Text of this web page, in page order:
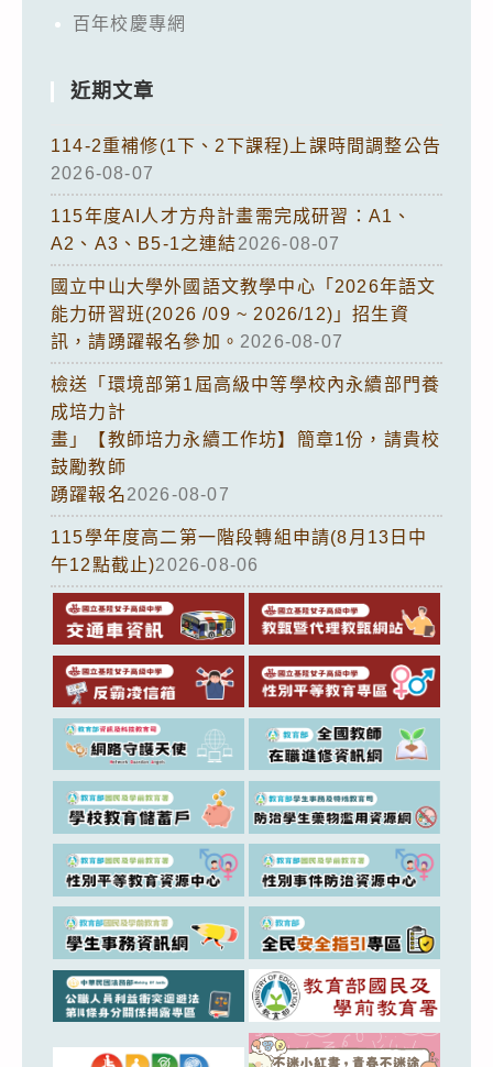
百年校慶專網
近期文章
114-2重補修(1下、2下課程)上課時間調整公告
2026-08-07
115年度AI人才方舟計畫需完成研習：A1、
A2、A3、B5-1之連結2026-08-07
國立中山大學外國語文教學中心「2026年語文
能力研習班(2026 /09 ~ 2026/12)」招生資
訊，請踴躍報名參加。 2026-08-07
檢送「環境部第1屆高級中等學校內永續部門養
成培力計
畫」【教師培力永續工作坊】簡章1份，請貴校
鼓勵教師
踴躍報名2026-08-07
115學年度高二第一階段轉組申請(8月13日中
午12點截止)2026-08-06